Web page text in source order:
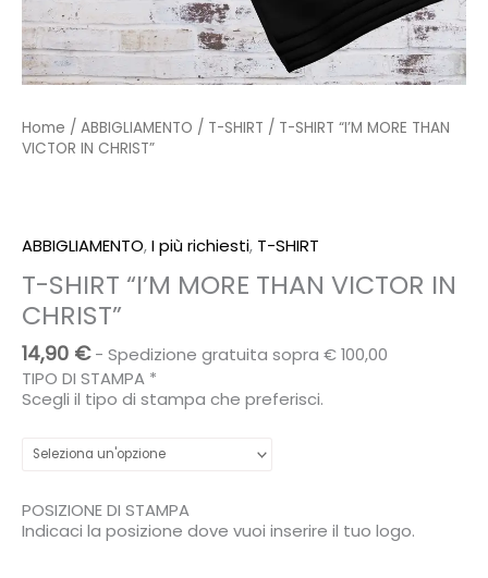
Home / ABBIGLIAMENTO / T-SHIRT / T-SHIRT “I’M MORE THAN
VICTOR IN CHRIST”
ABBIGLIAMENTO,I più richiesti, T-SHIRT
T-SHIRT “I’M MORE THAN VICTOR IN
CHRIST”
14,90 € - Spedizione gratuita sopra € 100,00
TIPO DI STAMPA *
Scegli il tipo di stampa che preferisci.
POSIZIONE DI STAMPA
Indicaci la posizione dove vuoi inserire il tuo logo.